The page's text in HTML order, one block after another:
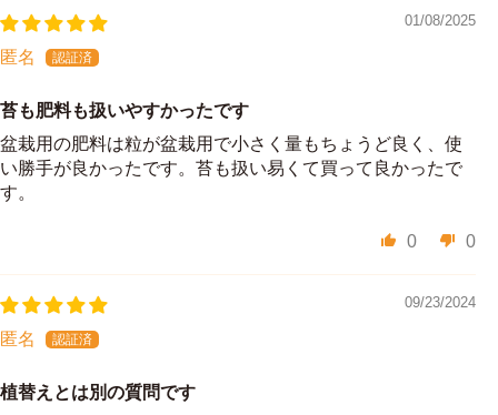
01/08/2025
匿名
苔も肥料も扱いやすかったです
盆栽用の肥料は粒が盆栽用で小さく量もちょうど良く、使
い勝手が良かったです。苔も扱い易くて買って良かったで
す。
0 0
09/23/2024
匿名
植替えとは別の質問です